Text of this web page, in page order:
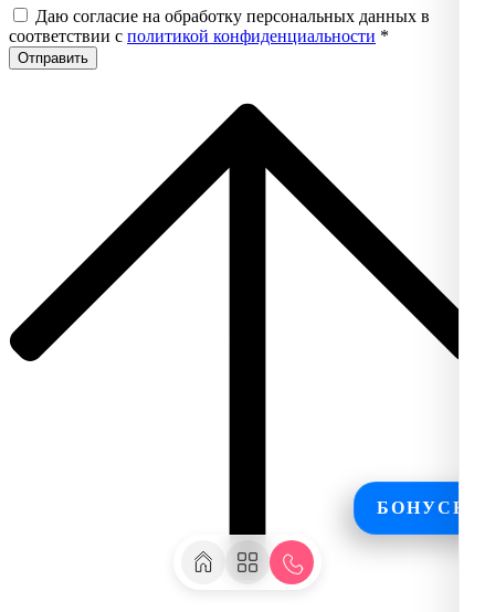
БОНУСЫ
Даю согласие на обработку персональных данных в
соответствии с политикой конфиденциальности *